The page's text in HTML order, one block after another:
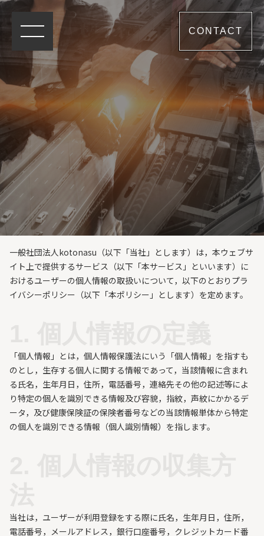
CONTACT
一般社団法人kotonasu（以下「当社」とします）は，本ウェブサ
イト上で提供するサービス（以下「本サービス」といいます）に
おけるユーザーの個人情報の取扱いについて，以下のとおりプラ
イバシーポリシー（以下「本ポリシー」とします）を定めます。
「個人情報」とは，個人情報保護法にいう「個人情報」を指すも
のとし，生存する個人に関する情報であって，当該情報に含まれ
る氏名，生年月日，住所，電話番号，連絡先その他の記述等によ
り特定の個人を識別できる情報及び容貌，指紋，声紋にかかるデ
ータ，及び健康保険証の保険者番号などの当該情報単体から特定
の個人を識別できる情報（個人識別情報）を指します。
当社は，ユーザーが利用登録をする際に氏名，生年月日，住所，
電話番号，メールアドレス，銀行口座番号，クレジットカード番